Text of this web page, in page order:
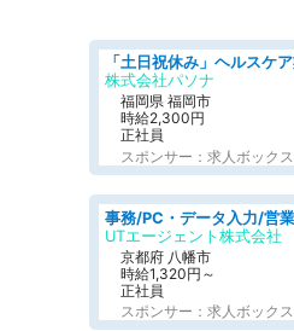
株式会社パソナ
福岡県 福岡市
時給2,300円
正社員
スポンサー：求人ボックス
UTエージェント株式会社
京都府 八幡市
時給1,320円～
正社員
スポンサー：求人ボックス